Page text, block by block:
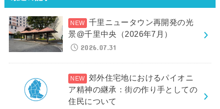
千里ニュータウン再開発の光
景@千里中央（2026年7月）
2026.07.31
郊外住宅地におけるパイオニ
ア精神の継承：街の作り手としての
住民について